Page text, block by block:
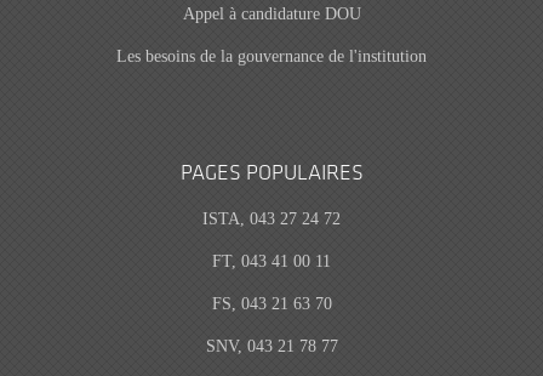
Appel à candidature DOU
Les besoins de la gouvernance de l'institution
PAGES POPULAIRES
ISTA, 043 27 24 72
FT, 043 41 00 11
FS, 043 21 63 70
SNV, 043 21 78 77